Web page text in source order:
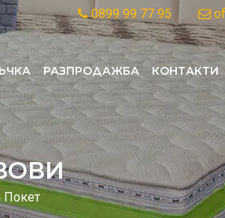
0899 99 77 95
РАЗПРОДАЖБА КОНТАКТИ